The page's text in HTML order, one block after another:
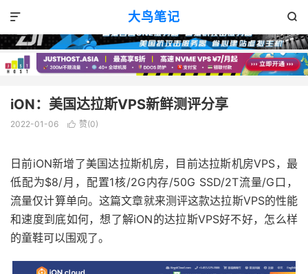
大鸟笔记 

VPS评测
iON：美国达拉斯VPS新鲜测评分享
2022-01-06  赞(0)
日前iON新增了美国达拉斯机房，目前达拉斯机房VPS，最
低配为$8/月，配置1核/2G内存/50G SSD/2T流量/G口，
流量仅计算单向。这篇文章就来测评这款达拉斯VPS的性能
和速度到底如何，想了解iON的达拉斯VPS好不好，怎么样
的童鞋可以围观了。